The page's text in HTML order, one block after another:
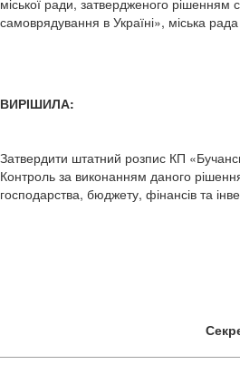
міської ради, затвердженого рішенням
самоврядування в Україні», міська рада
ВИРІШИЛА:
Затвердити штатний розпис КП
Контроль за виконанням даного
господарства, бюджету, фінансів та